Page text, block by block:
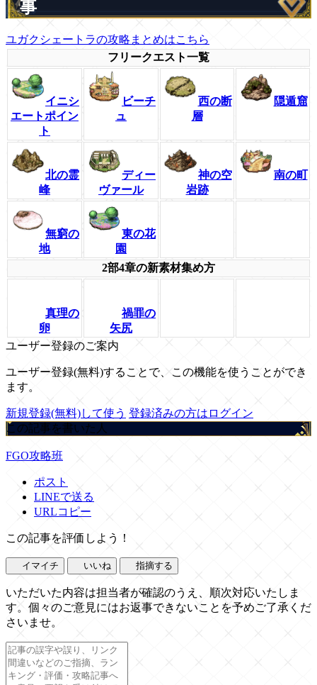
事
ユガクシェートラの攻略まとめはこちら
フリークエスト一覧
イニシ
エートポイン
ト
ビーチ
ュ
西の断
層
隠遁窟
北の霊
峰
ディー
ヴァール
神の空
岩跡
南の町
無窮の
地
東の花
園
2部4章の新素材集め方
真理の
卵
禍罪の
矢尻
ユーザー登録のご案内
ユーザー登録(無料)することで、この機能を使うことができ
ます。
新規登録(無料)して使う 登録済みの方はログイン
この記事を書いた人
FGO攻略班
ポスト
LINEで送る
URLコピー
この記事を評価しよう！
イマイチ いいね 指摘する
いただいた内容は担当者が確認のうえ、順次対応いたしま
す。個々のご意見にはお返事できないことを予めご了承くだ
さいませ。